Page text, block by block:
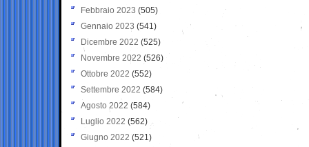
Febbraio 2023 (505)
Gennaio 2023 (541)
Dicembre 2022 (525)
Novembre 2022 (526)
Ottobre 2022 (552)
Settembre 2022 (584)
Agosto 2022 (584)
Luglio 2022 (562)
Giugno 2022 (521)